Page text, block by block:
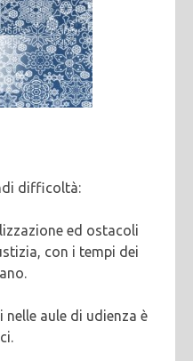
difficoltà:
ed ostacoli
con i tempi dei
aule di udienza è